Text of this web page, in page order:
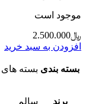
موجود است
﷼2.500.000
افزودن به سبد خرید
بسته بندی بسته
برند سالم